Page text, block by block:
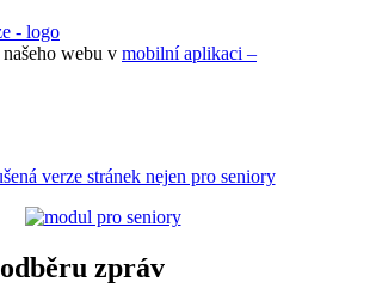
webu v mobilní aplikaci –
verze stránek nejen pro seniory
zpráv